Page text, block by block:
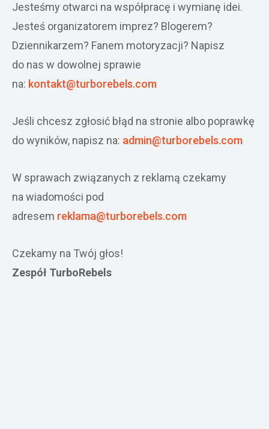
Jesteśmy otwarci na współpracę i wymianę idei.
Jesteś organizatorem imprez? B logerem?
Dziennikarzem? Fanem motoryzacji? Napisz
do nas w dowolnej sprawie
na: kontakt@turborebels.com
Jeśli chcesz zgłosić błąd na stronie albo poprawkę
do wyników, napisz na: admin@turborebels.com
W sprawach związanych z reklamą czekamy
na wiadomości pod
adresem reklama@turborebels.com
Czekamy na Twój głos!
Zespół TurboRebels